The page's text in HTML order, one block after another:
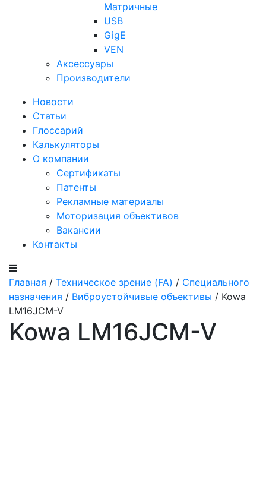
Матричные
USB
GigE
VEN
Аксессуары
Производители
Новости
Статьи
Глоссарий
Калькуляторы
О компании
Сертификаты
Патенты
Рекламные материалы
Моторизация объективов
Вакансии
Контакты
Главная / Техническое зрение (FA) / Специального
назначения / Виброустойчивые объективы / Kowa
LM16JCM-V
Kowa LM16JCM-V